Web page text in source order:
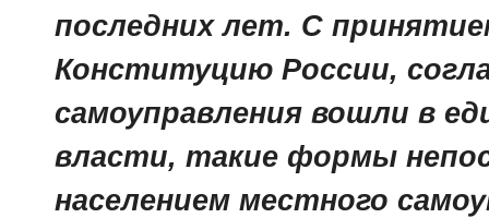
последних лет. С
Конституцию России,
самоуправления вошли в
власти, такие формы
населением местного